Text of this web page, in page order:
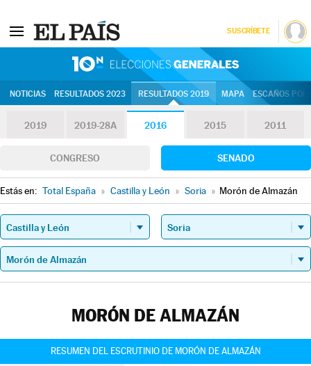
SUSCRÍBETE
NOTICIAS RESULTADOS 2023 RESULTADOS 2019 MAPA ESCAÑOS
2019 2019-28A 2016 2015 2011
CONGRESO SENADO
Estás en: Total España » Castilla y León » Soria » Morón de Almazán
MORÓN DE ALMAZÁN
RESUMEN DEL ESCRUTINIO DE MORÓN DE ALMAZÁN